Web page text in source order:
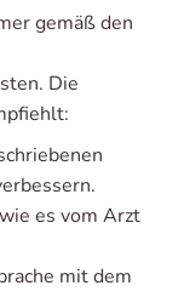
gemäß den
Die
es vom Arzt
mit dem